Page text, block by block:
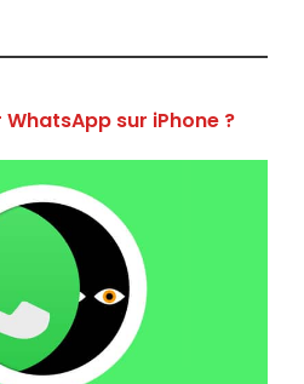
sur iPhone ?